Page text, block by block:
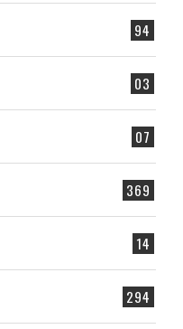
94
03
07
369
14
294